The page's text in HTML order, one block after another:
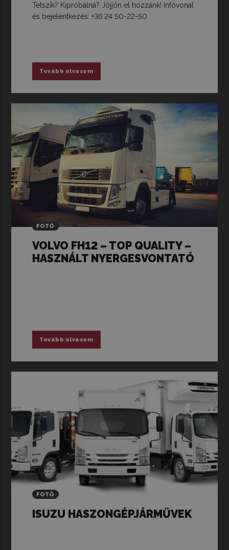
Tetszik? Kipróbálná? Jöjjön el hozzánk! Infóvonal
és bejelentkezés: +36 24 50-22-50
Tovább olvasom
FOTÓ
VOLVO FH12 – TOP QUALITY –
HASZNÁLT NYERGESVONTATÓ
Tovább olvasom
FOTÓ
ISUZU HASZONGÉPJÁRMŰVEK